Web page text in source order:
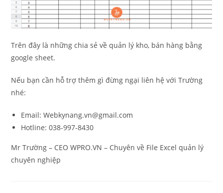
Trên đây là những chia sẻ về quản lý kho, bán hàng bằng
google sheet.
Nếu bạn cần hỗ trợ thêm gì đừng ngại liên hệ với Trường
nhé:
Email: Webkynang.vn@gmail.com
Hotline: 038-997-8430
Mr Trường – CEO WPRO.VN – Chuyên về File Excel quản lý
chuyên nghiệp